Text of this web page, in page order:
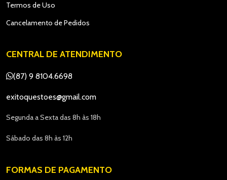
Termos de Uso
Cancelamento de Pedidos
CENTRAL DE ATENDIMENTO
(87) 9 8104.6698
exitoquestoes@gmail.com
Segunda a Sexta das 8h às 18h
Sábado das 8h às 12h
FORMAS DE PAGAMENTO